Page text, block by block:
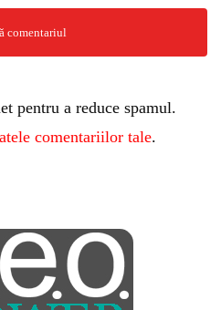
pentru a reduce spamul.
comentariilor tale.